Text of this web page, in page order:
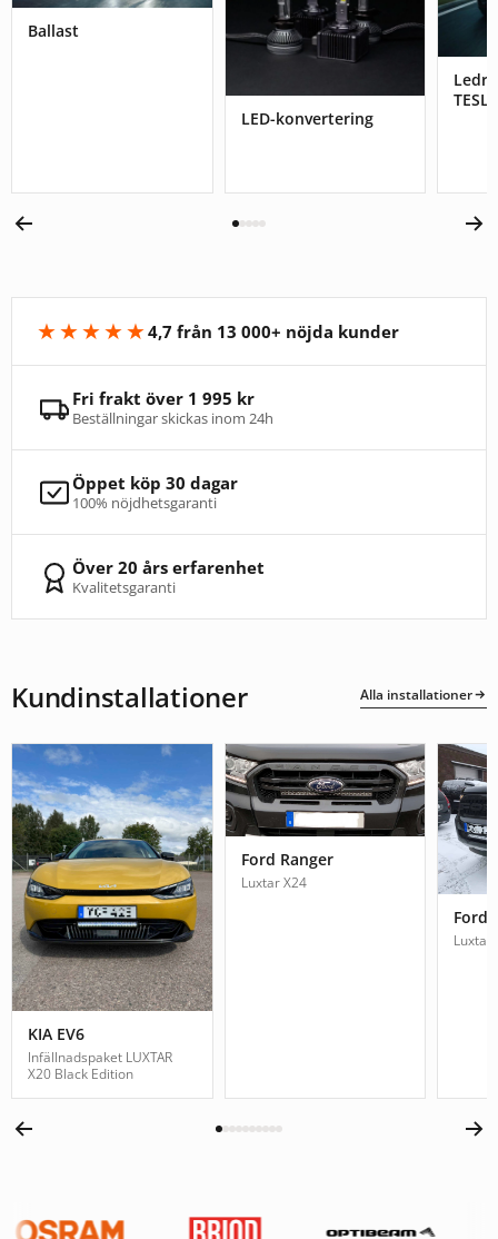
Ballast
LED-konvertering
★★★★★4,7 från 13 000+ nöjda kunder
Fri frakt över 1 995 kr
Beställningar skickas inom 24h
Öppet köp 30 dagar
100% nöjdhetsgaranti
Över 20 års erfarenhet
Kvalitetsgaranti
Kundinstallationer Alla installationer
KIA EV6
Infällnadspaket LUXTAR
X20 Black Edition
Ford Ranger
Luxtar X24
Ford
Luxtar